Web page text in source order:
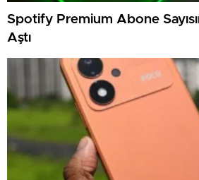
Spotify Premium Abone
Aştı